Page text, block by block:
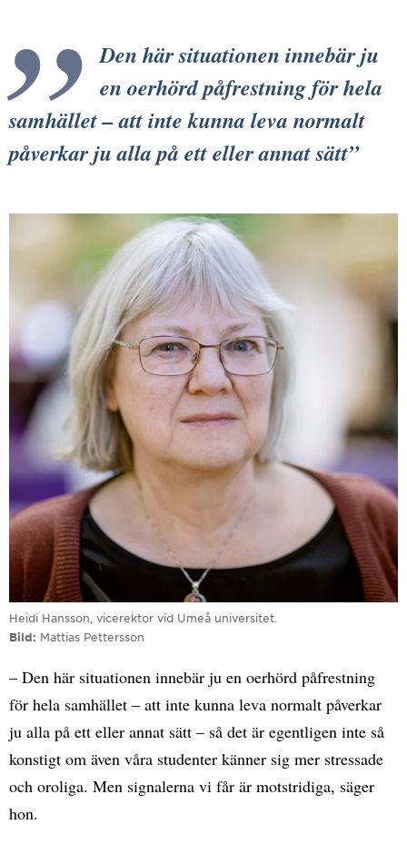
Den här situationen innebär ju
en oerhörd påfrestning för hela
samhället – att inte kunna leva normalt
påverkar ju alla på ett eller annat sätt
Heidi Hansson, vicerektor vid Umeå universitet.
Bild
Mattias Pettersson
– Den här situationen innebär ju en oerhörd påfrestning
för hela samhället – att inte kunna leva normalt påverkar
ju alla på ett eller annat sätt – så det är egentligen inte så
konstigt om även våra studenter känner sig mer stressade
och oroliga. Men signalerna vi får är motstridiga, säger
hon.